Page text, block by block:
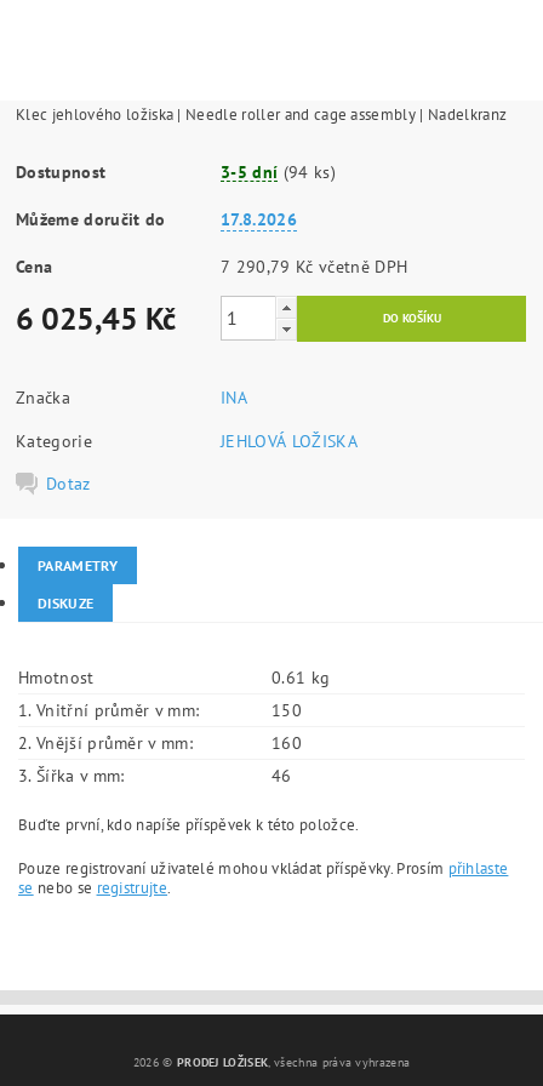
Klec jehlového ložiska | Needle roller and cage assembly | Nadelkranz
Dostupnost 3-5 dní (94 ks)
Můžeme doručit do 17.8.2026
Cena 7 290,79 Kč včetně DPH
6 025,45 Kč
Značka
INA
Kategorie
JEHLOVÁ LOŽISKA
Dotaz
PARAMETRY
DISKUZE
Hmotnost
0.61 kg
1. Vnitřní průměr v mm:
150
2. Vnější průměr v mm:
160
3. Šířka v mm:
46
Buďte první, kdo napíše příspěvek k této položce.
Pouze registrovaní uživatelé mohou vkládat příspěvky. Prosím přihlaste
se nebo se registrujte.
2026 © PRODEJ LOŽISEK, všechna práva vyhrazena